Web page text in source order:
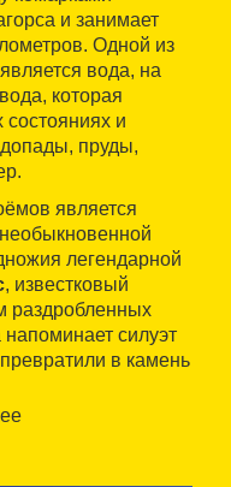
и занимает
Одной из
вода, на
которая
состояниях и
пруды,
является
легендарной
, известковый
раздробленных
напоминает силуэт
в камень